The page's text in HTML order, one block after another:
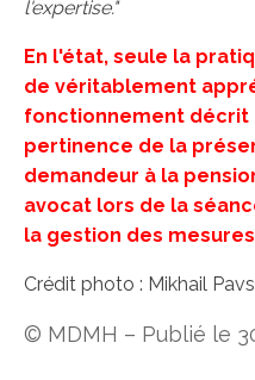
l'expertise."
En l'état, seule la
de véritablement
fonctionnement décrit
pertinence de la
demandeur à la
avocat lors de la
la gestion des
Crédit photo : Mikhail
© MDMH – Publié le